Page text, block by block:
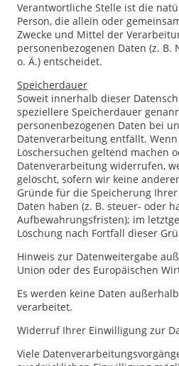
Verantwortliche Stelle ist die
Person, die allein oder
Zwecke und Mittel der
personenbezogenen Daten (z. B.
o. Ä.) entscheidet.
Speicherdauer
Soweit innerhalb dieser
speziellere Speicherdauer
personenbezogenen Daten bei
Datenverarbeitung entfällt.
Löschersuchen geltend machen
Datenverarbeitung widerrufen,
gelöscht, sofern wir keine
Gründe für die Speicherung
Daten haben (z. B. steuer- oder
Aufbewahrungsfristen); im
Löschung nach Fortfall dieser
Hinweis zur Datenweitergabe
Union oder des Europäischen
Es werden keine Daten
verarbeitet.
Widerruf Ihrer Einwilligung zur
Viele